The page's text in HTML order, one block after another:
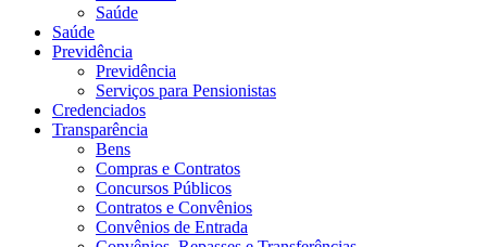
Saúde
Saúde
Previdência
Previdência
Serviços para Pensionistas
Credenciados
Transparência
Bens
Compras e Contratos
Concursos Públicos
Contratos e Convênios
Convênios de Entrada